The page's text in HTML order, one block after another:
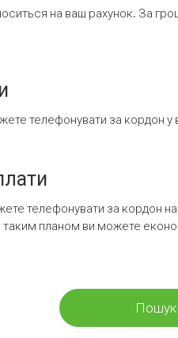
на ваш рахунок. За
телефонувати за кордон у
телефонувати за кордон
планом ви можете
Пошук